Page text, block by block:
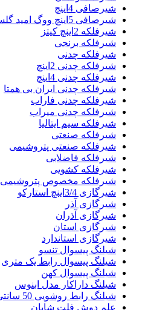
شیرصافی 4اینچ
شیرصافی 5اینچ ووگ امید گلستان
شیرفلکه 2اینچ کیتز
شیرفلکه برنجی
شیرفلکه چدنی
شیرفلکه چدنی 2اینچ
شیرفلکه چدنی 4اینچ
شیرفلکه چدنی ایران بی همتا
شیرفلکه چدنی فاراب
شیرفلکه چدنی میراب
شیرفلکه سیم ایتالیا
شیرفلکه صنعتی
شیرفلکه صنعتی پتروشیمی
شیرفلکه فاضلابی
شیرفلکه کشویی
شیرفلکه مخصوص پتروشیمی
شیرگازی 3/4اینچ استارکو
شیرگازی آذر
شیرگازی آذران
شیرگازی استان
شیرگازی استاندارد
شیلنگ پیسوال تنسو
شیلنگ پیسوال رابط یک متری
شیلنگ پیسوال کهن
شیلنگ داراکار مدل ابنوس
شیلنگ رابط روشویی 50 سانتی
علم دوش فلت شایان